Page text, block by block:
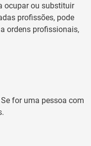
ocupar ou substituir
profissões, pode
ordens profissionais,
for uma pessoa com